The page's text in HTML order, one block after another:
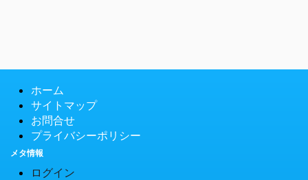
ホーム
サイトマップ
お問合せ
プライバシーポリシー
メタ情報
ログイン